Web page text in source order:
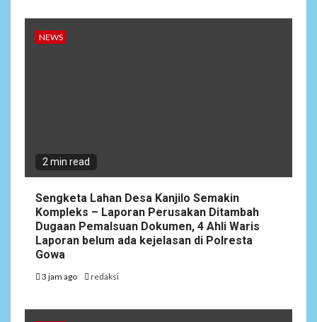
NEWS
2 min read
Sengketa Lahan Desa Kanjilo Semakin
Kompleks – Laporan Perusakan Ditambah
Dugaan Pemalsuan Dokumen, 4 Ahli Waris
Laporan belum ada kejelasan di Polresta
Gowa
3 jam ago redaksi